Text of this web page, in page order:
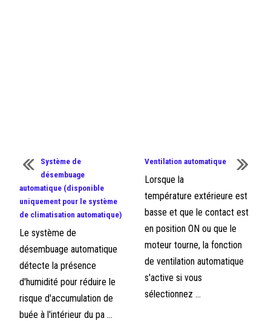
Système de
désembuage
automatique (disponible
uniquement pour le système
de climatisation automatique)
Le système de
désembuage automatique
détecte la présence
d'humidité pour réduire le
risque d'accumulation de
buée à l'intérieur du pa ...
Ventilation automatique
Lorsque la
température extérieure est
basse et que le contact est
en position ON ou que le
moteur tourne, la fonction
de ventilation automatique
s'active si vous
sélectionnez ...